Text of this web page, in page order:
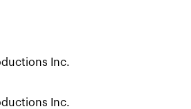
Inc.
Inc.